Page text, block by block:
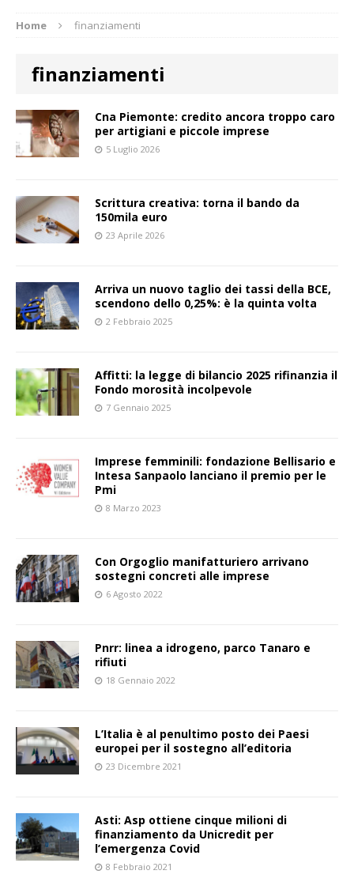
Home finanziamenti
finanziamenti
Cna Piemonte: credito ancora troppo caro
per artigiani e piccole imprese
5 Luglio 2026
Scrittura creativa: torna il bando da
150mila euro
23 Aprile 2026
Arriva un nuovo taglio dei tassi della BCE,
scendono dello 0,25%: è la quinta volta
2 Febbraio 2025
Affitti: la legge di bilancio 2025 rifinanzia il
Fondo morosità incolpevole
7 Gennaio 2025
Imprese femminili: fondazione Bellisario e
Intesa Sanpaolo lanciano il premio per le
Pmi
8 Marzo 2023
Con Orgoglio manifatturiero arrivano
sostegni concreti alle imprese
6 Agosto 2022
Pnrr: linea a idrogeno, parco Tanaro e
rifiuti
18 Gennaio 2022
L’Italia è al penultimo posto dei Paesi
europei per il sostegno all’editoria
23 Dicembre 2021
Asti: Asp ottiene cinque milioni di
finanziamento da Unicredit per
l’emergenza Covid
8 Febbraio 2021